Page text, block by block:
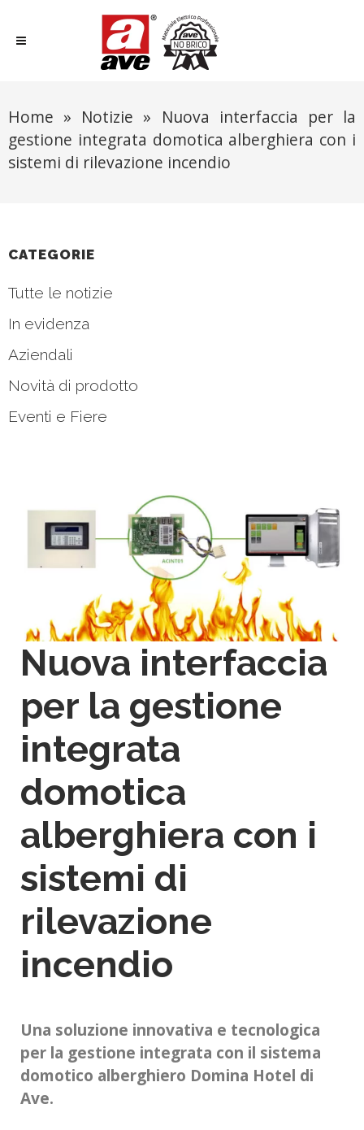
Home » Notizie » Nuova interfaccia per la
gestione integrata domotica alberghiera con i
sistemi di rilevazione incendio
CATEGORIE
Tutte le notizie
In evidenza
Aziendali
Novità di prodotto
Eventi e Fiere
Nuova interfaccia
per la gestione
integrata
domotica
alberghiera con i
sistemi di
rilevazione
incendio
Una soluzione innovativa e tecnologica
per la gestione integrata con il sistema
domotico alberghiero Domina Hotel di
Ave.